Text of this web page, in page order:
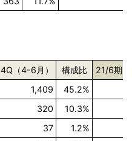
（4-6月） 構成比
21/6期
1,409
45.2%
320
10.3%
37
1.2%